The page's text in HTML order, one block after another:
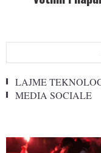
LAJME
MEDIA SOCIALE